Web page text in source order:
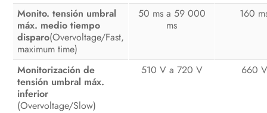
Monito. tensión umbral
máx. medio tiempo
disparo(Overvoltage/Fast,
maximum time)
50 ms a 59 000
ms
160
Monitorización de
tensión umbral máx.
inferior
(Overvoltage/Slow)
510 V a 720 V 660 V